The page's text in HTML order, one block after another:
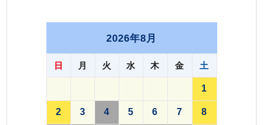
2026年8月
日 月 火 水 木 金 土
1
2 3 4 5 6 7 8